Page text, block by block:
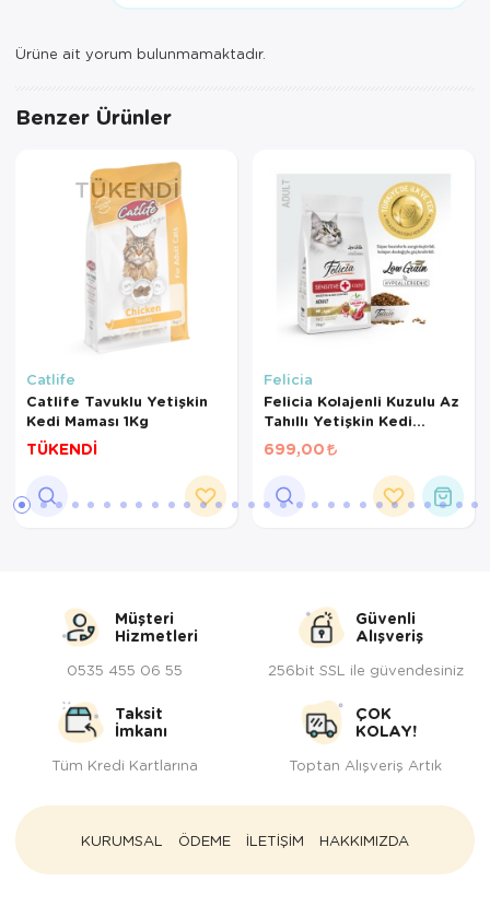
Ürüne ait yorum bulunmamaktadır.
Benzer Ürünler
TÜKENDI
Catlife
Catlife Tavuklu Yetişkin
Kedi Maması 1Kg
TÜKENDİ
Felicia
Felicia Kolajenli Kuzulu Az
Tahıllı Yetişkin Kedi
Maması 2 Kg
699,00
Müşteri
Hizmetleri
0535 455 06 55
Güvenli
Alışveriş
256bit SSL ile güvendesiniz
Taksit
İmkanı
Tüm Kredi Kartlarına
ÇOK
KOLAY!
Toptan Alışveriş Artık
KURUMSAL ÖDEME İLETİŞİM HAKKIMIZDA